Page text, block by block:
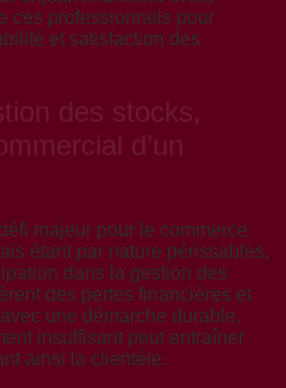
des stocks,
d’un
majeur pour le commerce
étant par nature périssables,
dans la gestion des
des pertes financières et
une démarche durable,
insuffisant peut entraîner
ainsi la clientèle.